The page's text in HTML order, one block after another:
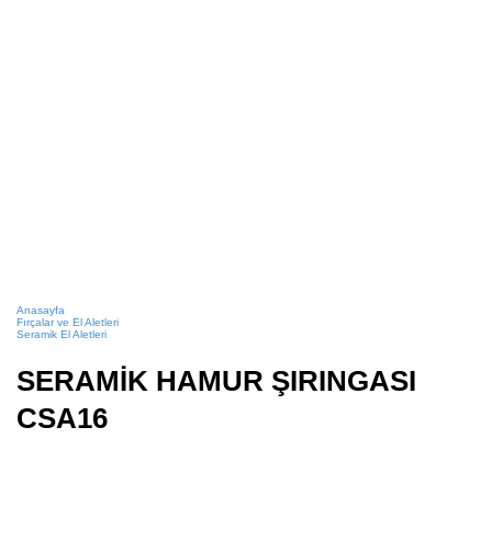
Anasayfa
Fırçalar ve El Aletleri
Seramik El Aletleri
SERAMİK HAMUR ŞIRINGASI
CSA16